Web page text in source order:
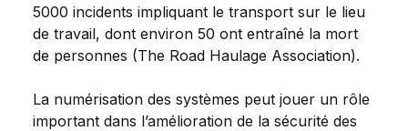
5000 incidents impliquant le transport sur le lieu
de travail, dont environ 50 ont entraîné la mort
de personnes (The Road Haulage Association).
La numérisation des systèmes peut jouer un rôle
important dans l’amélioration de la sécurité des